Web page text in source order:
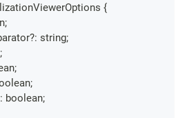
{
;
?: string;
;
;
;
: boolean;